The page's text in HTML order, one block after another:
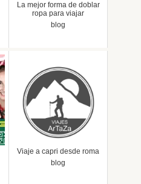
La mejor forma de doblar
ropa para viajar
blog
Viaje a capri desde roma
blog